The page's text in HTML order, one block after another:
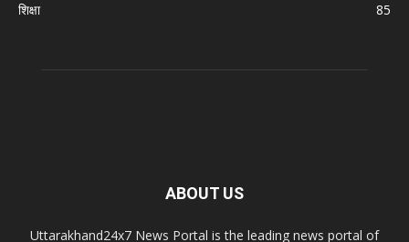
शिक्षा
85
ABOUT US
Uttarakhand24x7 News Portal is the leading news portal of